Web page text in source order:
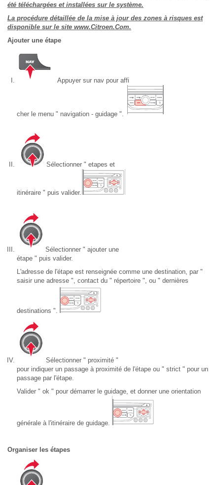
été téléchargées et installées sur le système.
La procédure détaillée de la mise à jour des zones à risques est
disponible sur le site www.Citroen.Com.
Ajouter une étape
Appuyer sur nav pour affi
cher le menu " navigation - guidage ".
Sélectionner " etapes et
itinéraire " puis valider.
Sélectionner " ajouter une
étape " puis valider.
L'adresse de l'étape est renseignée comme une destination, par "
saisir une adresse ", contact du " répertoire ", ou " dernières
destinations ".
Sélectionner " proximité "
pour indiquer un passage à proximité de l'étape ou " strict " pour un
passage par l'étape.
Valider " ok " pour démarrer le guidage, et donner une orientation
générale à l'itinéraire de guidage.
Organiser les étapes